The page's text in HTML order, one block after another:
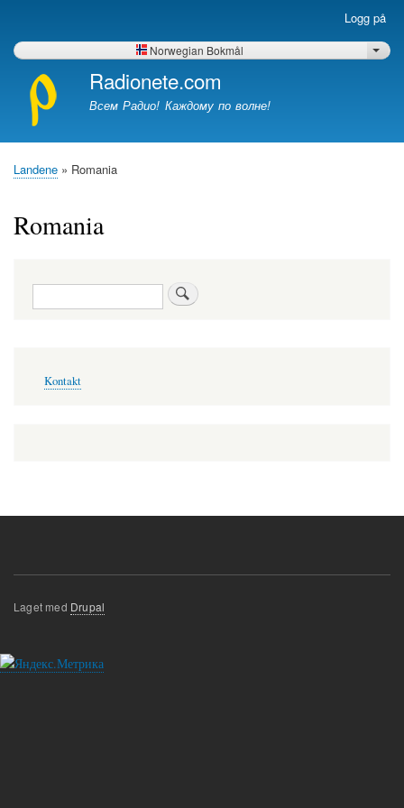
hovedinnhold
meny
Logg på
Norwegian Bokmål List
Radionete.com
Всем Радио! Каждому по волне!
Navigasjonssti
Landene Romania
Romania
Søk
meny
Kontakt
Laget med Drupal